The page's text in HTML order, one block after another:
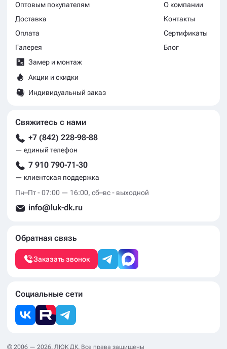
Оптовым покупателям
Доставка
Оплата
Галерея
Замер и монтаж
Акции и скидки
Индивидуальный заказ
О компании
Контакты
Сертификаты
Блог
Свяжитесь с нами
+7 (842) 228-98-88
— единый телефон
7 910 790-71-30
— клиентская поддержка
Пн–Пт - 07:00 — 16:00, сб–вс - выходной
info@luk-dk.ru
Обратная связь
Заказать звонок
Социальные сети
© 2006 — 2026. ЛЮК ДК. Все права защищены